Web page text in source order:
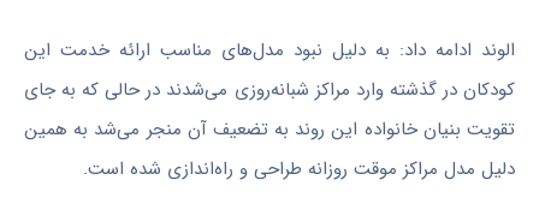
الوند ادامه داد: به دلیل نبود مدل‌های مناسب ارائه خدمت این
کودکان در گذشته وارد مراکز شبانه‌روزی می‌شدند در حالی که به جای
تقویت بنیان خانواده این روند به تضعیف آن منجر می‌شد به همین
دلیل مدل مراکز موقت روزانه طراحی و راه‌اندازی شده است.